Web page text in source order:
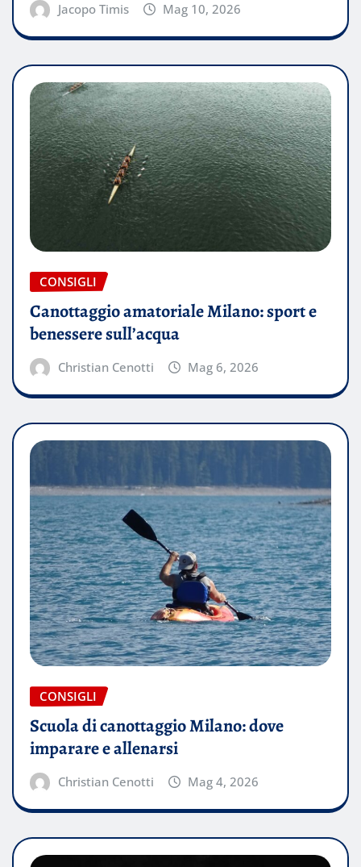
Jacopo Timis Mag 10, 2026
CONSIGLI
Canottaggio amatoriale Milano: sport e
benessere sull’acqua
Christian Cenotti Mag 6, 2026
CONSIGLI
Scuola di canottaggio Milano: dove
imparare e allenarsi
Christian Cenotti Mag 4, 2026